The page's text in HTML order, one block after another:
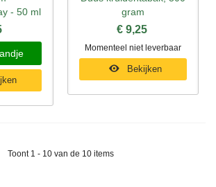
- 50 ml
gram
€ 9,25
Momenteel niet leverbaar
Bekijken
Toont 1 - 10 van de 10 items